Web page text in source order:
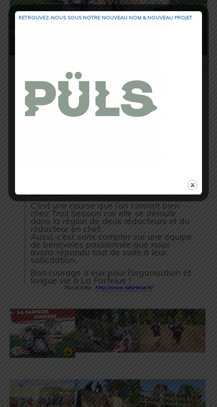
Cette petite fille est atteinte du
Syndrome de Rett, une maladie
génétique qui l’empêche de parler, de
marcher, qui la gêne dans son sommeil,
son alimentation et bien plus encore.
La famille de Lyna espère récolter des
beaucoup dans l’exagone, n’attends plus
que vous.
C’est une course que l’on connait bien
chez Trail Session car elle se déroule
dans la région de deux rédacteurs et du
rédacteur en chef.
Aussi, c’est sans compter sur une équipe
de bénévoles passionnée que nous
avons répondu tout de suite à leur
sollicitation.
Bon courage à eux pour l’organisation et
longue vie à La Farfelue !
Plus d’infos : http://www.lafarfelue.fr/
RETROUVEZ-NOUS SOUS NOTRE NOUVEAU NOM & NOUVEAU PROJET